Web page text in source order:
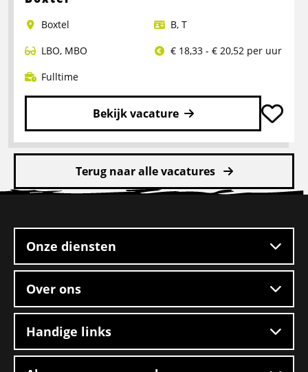
Boxtel B, T
LBO, MBO
€ 18,33 - € 20,52 per uur
Fulltime
Bekijk vacature
Lees
meer
Rangeerder
Boxtel
Terug naar alle vacatures
footer
Onze diensten
Over ons
Handige links